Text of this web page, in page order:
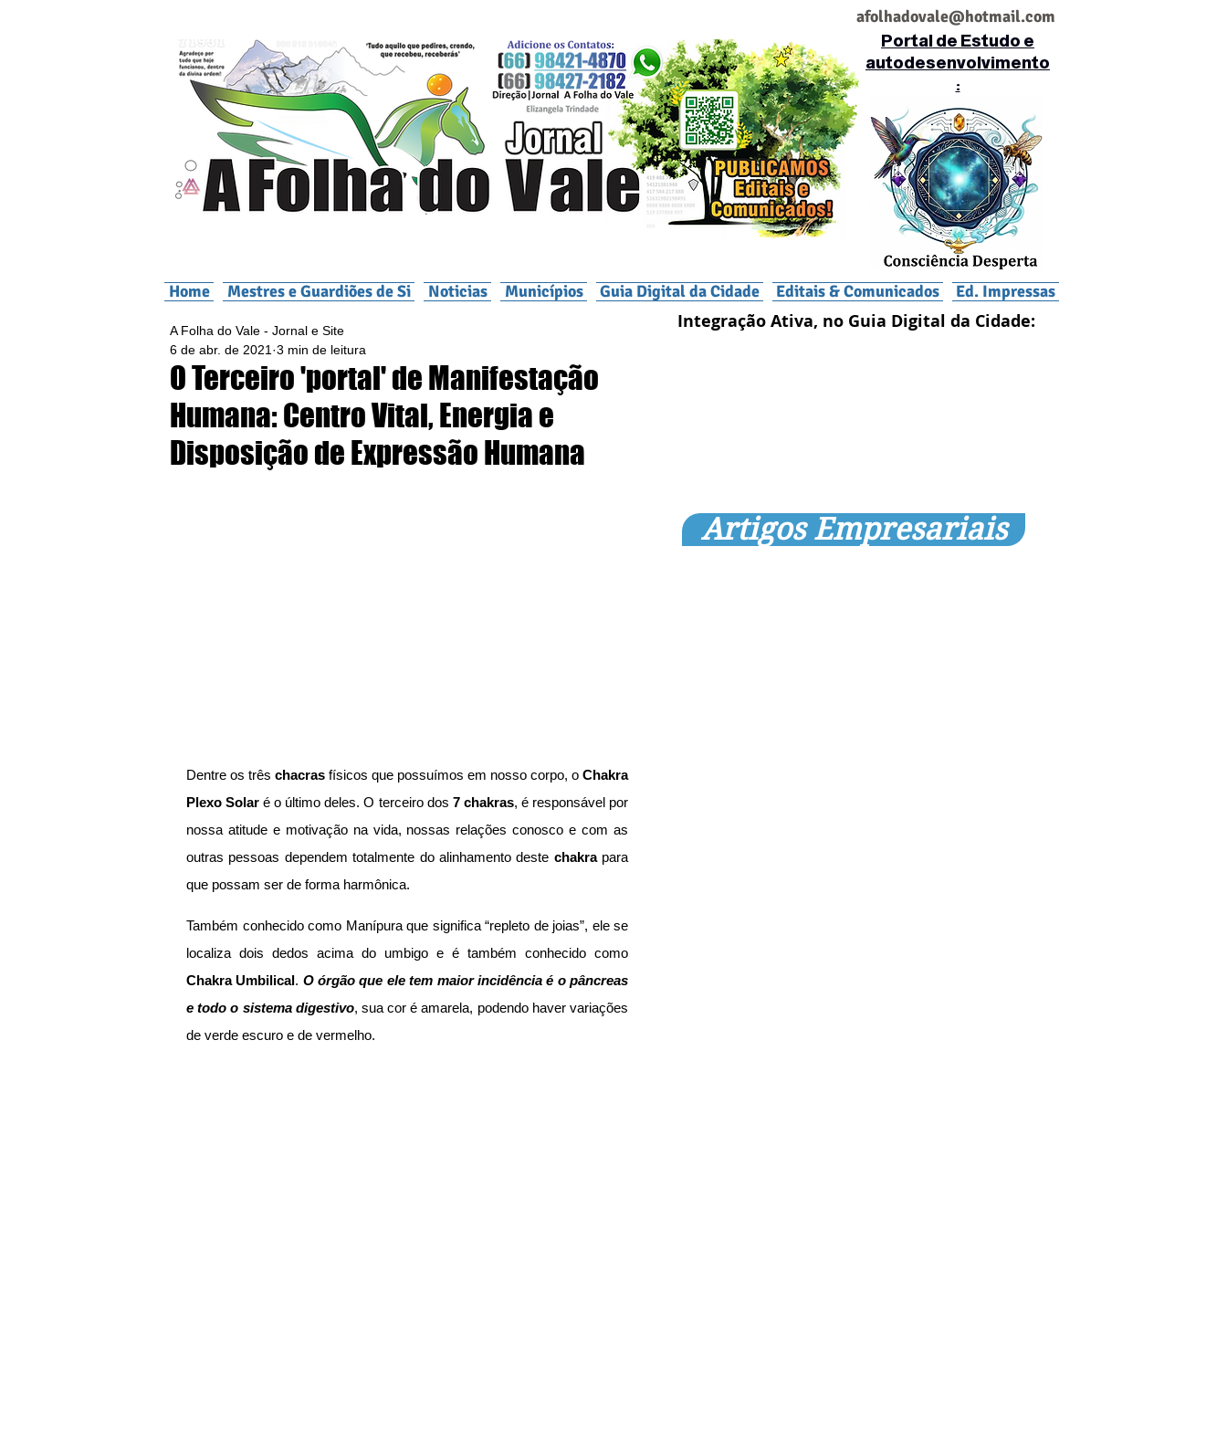
afolhadovale@hotmail.com
Portal de Estudo e
autodesenvolvimento
:
Home Mestres e Guardiões de Si Noticias Municípios Guia Digital da Cidade Editais & Comunicados Ed. Impressas
O Terceiro 'portal' de Manifestação
Humana: Centro Vital, Energia e
Disposição de Expressão Humana
A Folha do Vale - Jornal e Site
6 de abr. de 2021 3 min de leitura
Dentre os três chacras físicos que possuímos em nosso corpo, o Chakra
Plexo Solar é o último deles. O terceiro dos 7 chakras, é responsável por
nossa atitude e motivação na vida, nossas relações conosco e com as
outras pessoas dependem totalmente do alinhamento deste chakra para
que possam ser de forma harmônica.
Também conhecido como Manípura que significa “repleto de joias”, ele se
Chakra Umbilical. O órgão que ele tem maior incidência é o pâncreas
e todo o sistema digestivo, sua cor é amarela, podendo haver variações
de verde escuro e de vermelho.
Integração Ativa, no Guia Digital da Cidade:
Artigos Empresariais